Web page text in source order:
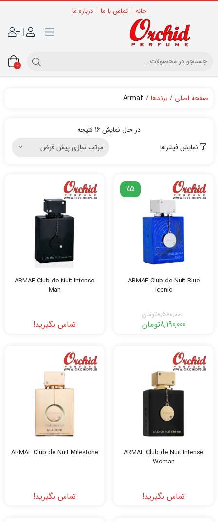
خانه تماس با ما درباره ما
|
0
صفحه اصلی برندها Armaf
در حال نمایش 16 نتیجه
نمایش فیلترها
٪5
ARMAF Club de Nuit Blue
Iconic
8,580,000تومان
قیمت
8,190,000تومان
قیمت
ARMAF Club de Nuit Intense
Man
تماس بگیرید!
ARMAF Club de Nuit Intense
Woman
تماس بگیرید!
ARMAF Club de Nuit Milestone
تماس بگیرید!